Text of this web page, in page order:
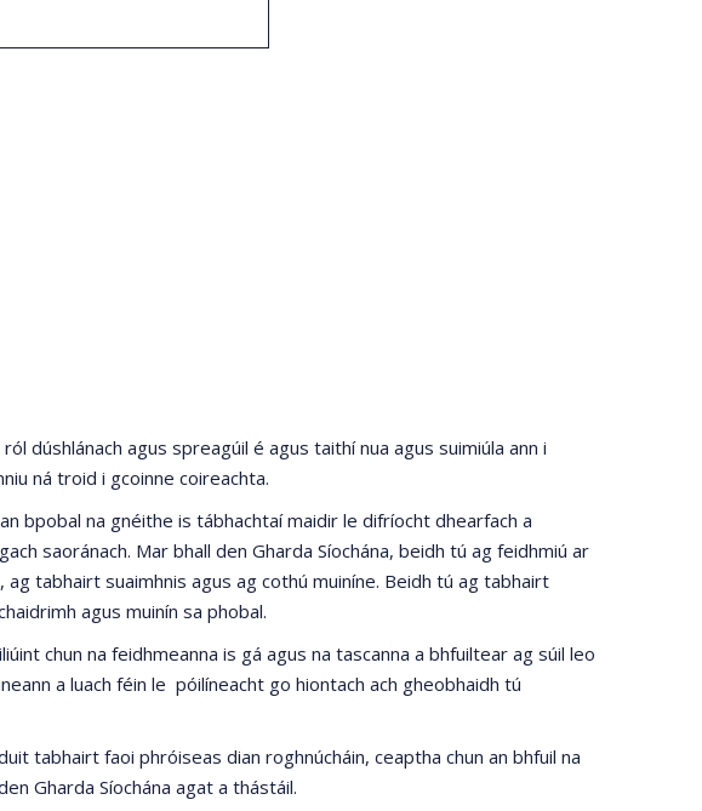
dúshlánach agus spreagúil é agus taithí nua agus suimiúla ann i
ná troid i gcoinne coireachta.
bpobal na gnéithe is tábhachtaí maidir le difríocht dhearfach a
saoránach. Mar bhall den Gharda Síochána, beidh tú ag feidhmiú ar
tabhairt suaimhnis agus ag cothú muiníne. Beidh tú ag tabhairt
agus muinín sa phobal.
chun na feidhmeanna is gá agus na tascanna a bhfuiltear ag súil leo
a luach féin le póilíneacht go hiontach ach gheobhaidh tú
tabhairt faoi phróiseas dian roghnúcháin, ceaptha chun an bhfuil na
Gharda Síochána agat a thástáil.